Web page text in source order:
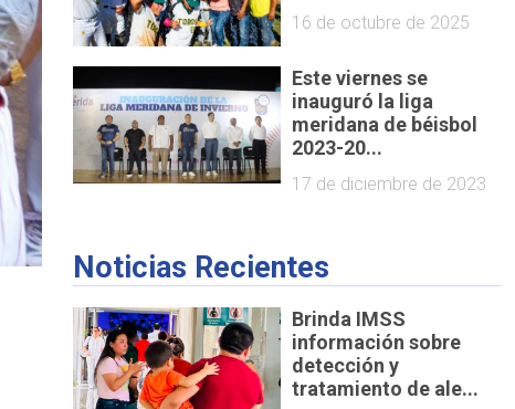
16 de octubre de 2025
Este viernes se
inauguró la liga
meridana de béisbol
2023-20...
17 de diciembre de 2023
Noticias Recientes
Brinda IMSS
información sobre
detección y
tratamiento de ale...